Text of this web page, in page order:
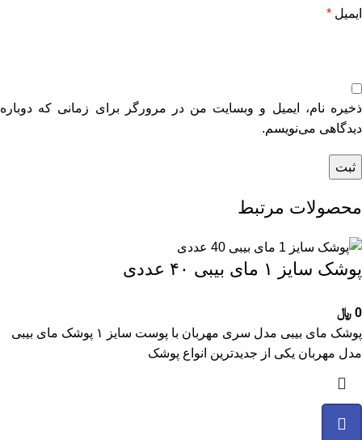
ایمیل *
ذخیره نام، ایمیل و وبسایت من در مرورگر برای زمانی که دوباره
دیدگاهی می‌نویسم.
محصولات مرتبط
پوشک سایز ۱ مای بیبی ۴۰ عددی
0 ﷼
پوشک مای بیبی مدل سری مهربان با پوست سایز ۱ پوشک مای بیبی
مدل مهربان یکی از جدیدترین انواع پوشک